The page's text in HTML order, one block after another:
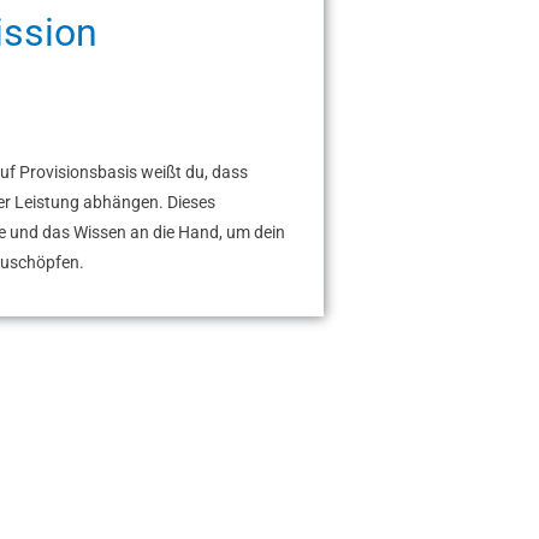
Provisionsbasis weißt du, dass
Leistung abhängen. Dieses
und das Wissen an die Hand, um dein